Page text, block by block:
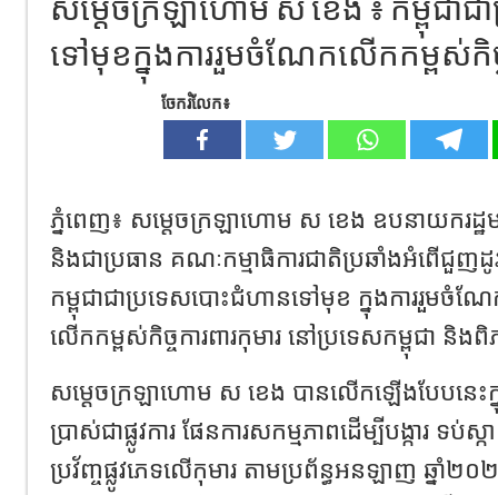
សម្ដេចក្រឡាហោម ស ខេង ៖ កម្ពុជា
ទៅមុខក្នុងការរួមចំណែកលើកកម្ពស់កិច្ច
ចែករំលែក៖
ភ្នំពេញ៖ សម្តេចក្រឡាហោម ស ខេង ឧបនាយករដ្ឋមន្
និងជាប្រធាន គណៈកម្មាធិការជាតិប្រឆាំងអំពើជួ
កម្ពុជាជាប្រទេសបោះជំហានទៅមុខ ក្នុងការរួមចំណែក
លើកកម្ពស់កិច្ចការពារកុមារ នៅប្រទេសកម្ពុជា និ
សម្ដេចក្រឡាហោម ស ខេង បានលើកឡើងបែបនេះក្
ប្រាស់ជាផ្លូវការ ផែនការសកម្មភាពដើម្បីបង្ការ ទប់
ប្រវ័ញ្ចផ្លូវភេទលើកុមារ តាមប្រព័ន្ធអនឡាញ ឆ្នាំ២